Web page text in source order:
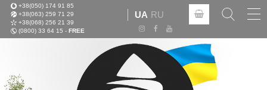
+38(050) 174 91 85
+38(063) 259 71 29
+38(068) 256 21 39
(0800) 33 64 15 - FREE
UA RU